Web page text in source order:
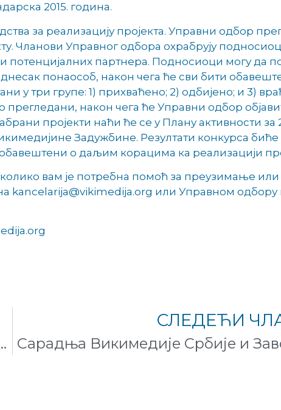
2015. година.
за реализацију пројекта. Управни одбор
Чланови Управног одбора охрабрују
потенцијалних партнера. Подносиоци могу да
понаособ, након чега ће сви бити
у три групе: 1) прихваћено; 2) одбијено; и 3)
након чега ће Управни одбор
пројекти наћи ће се у Плану активности за
Задужбине. Резултати конкурса
о даљим корацима ка реализацији
вам је потребна помоћ за преузимање или
kancelarija@vikimedija.org или Управном одбору
сада доступна на Андроиду
СЛЕДЕЋИ